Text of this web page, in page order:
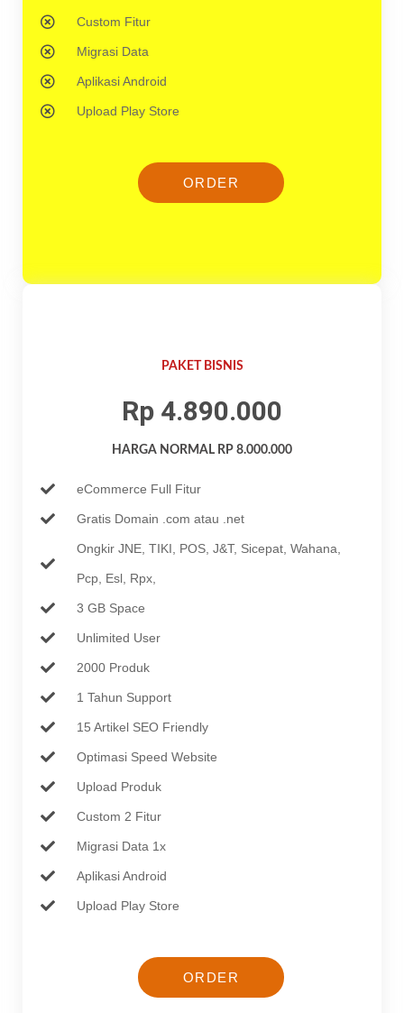
Custom Fitur
Migrasi Data
Aplikasi Android
Upload Play Store
ORDER
PAKET BISNIS
Rp 4.890.000
HARGA NORMAL RP 8.000.000
eCommerce Full Fitur
Gratis Domain .com atau .net
Ongkir JNE, TIKI, POS, J&T, Sicepat, Wahana,
Pcp, Esl, Rpx,
3 GB Space
Unlimited User
2000 Produk
1 Tahun Support
15 Artikel SEO Friendly
Optimasi Speed Website
Upload Produk
Custom 2 Fitur
Migrasi Data 1x
Aplikasi Android
Upload Play Store
ORDER